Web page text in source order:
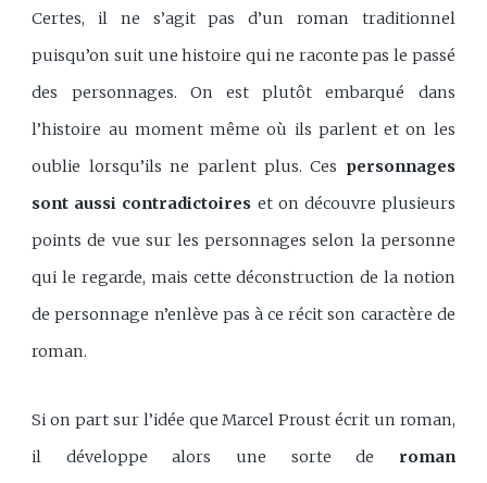
Certes, il ne s’agit pas d’un roman traditionnel
puisqu’on suit une histoire qui ne raconte pas le passé
des personnages. On est plutôt embarqué dans
l’histoire au moment même où ils parlent et on les
oublie lorsqu’ils ne parlent plus. Ces personnages
sont aussi contradictoires et on découvre plusieurs
points de vue sur les personnages selon la personne
qui le regarde, mais cette déconstruction de la notion
de personnage n’enlève pas à ce récit son caractère de
roman.
Si on part sur l’idée que Marcel Proust écrit un roman,
il développe alors une sorte de roman